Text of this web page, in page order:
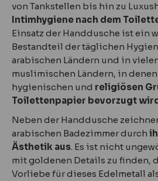
von Tankstellen bis hin zu
Intimhygiene nach dem
Einsatz der Handdusche ist ein
Bestandteil der täglichen
arabischen Ländern und in
muslimischen Ländern, in denen
hygienischen und religiösen
Toilettenpapier bevorzugt
Neben der Handdusche
arabischen Badezimmer durch
Ästhetik aus. Es ist nicht
mit goldenen Details zu finden,
Vorliebe für dieses Edelmetall